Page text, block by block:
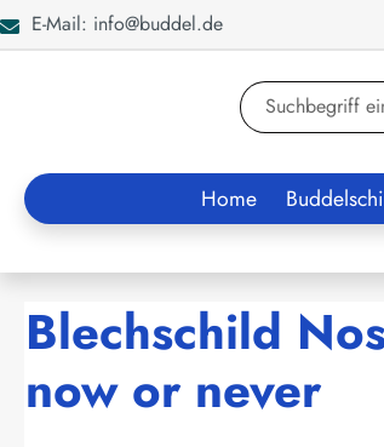
Zur Suche springen
E-Mail: info@buddel.de
Home
Blechschild
now or never